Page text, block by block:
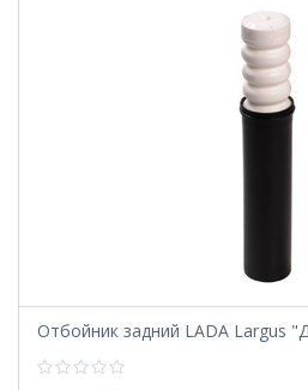
Отбойник задний LADA Largus